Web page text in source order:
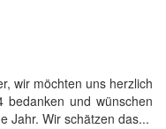
wir möchten uns herzlich
und wünschen
Jahr. Wir schätzen das...